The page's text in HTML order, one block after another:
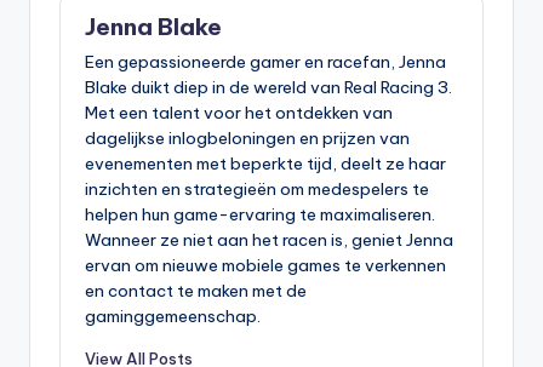
Jenna Blake
Een gepassioneerde gamer en racefan, Jenna
Blake duikt diep in de wereld van Real Racing 3.
Met een talent voor het ontdekken van
dagelijkse inlogbeloningen en prijzen van
evenementen met beperkte tijd, deelt ze haar
inzichten en strategieën om medespelers te
helpen hun game-ervaring te maximaliseren.
Wanneer ze niet aan het racen is, geniet Jenna
ervan om nieuwe mobiele games te verkennen
en contact te maken met de
gaminggemeenschap.
View All Posts